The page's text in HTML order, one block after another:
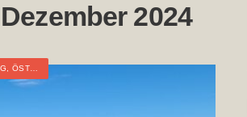
Dezember 2024
ÖSTERREICH